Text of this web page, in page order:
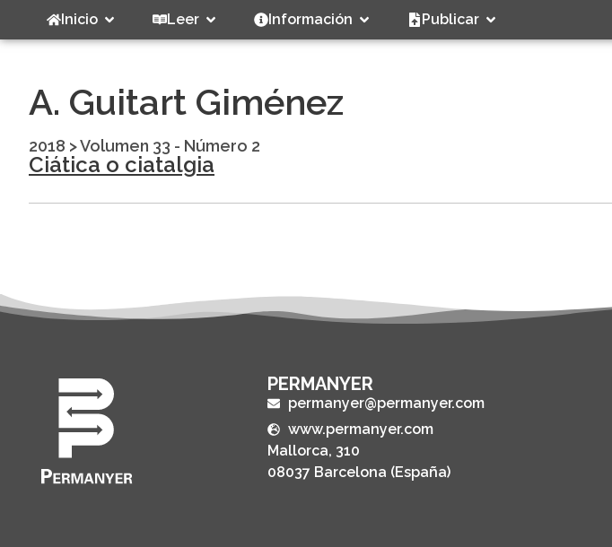
Inicio Leer Información Publicar
A. Guitart Giménez
2018 >Volumen 33 - Número 2
Ciática o ciatalgia
PERMANYER
permanyer@permanyer.com
www.permanyer.com
Mallorca, 310
08037 Barcelona (España)